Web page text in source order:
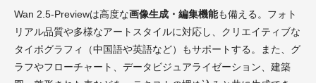
Wan 2.5-Previewは高度な画像生成・編集機能も備える。フォト
リアル品質や多様なアートスタイルに対応し、クリエイティブな
タイポグラフィ（中国語や英語など）もサポートする。また、グ
ラフやフローチャート、データビジュアライゼーション、建築